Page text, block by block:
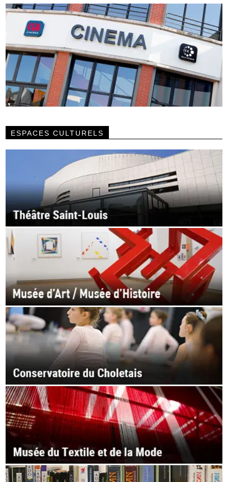
ESPACES CULTURELS